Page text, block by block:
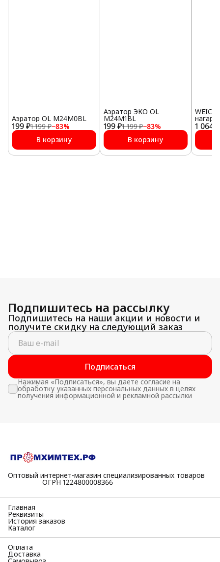
199 ₽1 199 ₽−83%
Аэратор OL M24M0BL
В корзину
199 ₽1 199 ₽−83%
Аэратор ЭКО OL
M24M1BL
В корзину
1 064 ₽
Подпишитесь на рассылку
Подпишитесь на наши акции и новости и
получите скидку на следующий заказ
Подписаться
Нажимая «Подписаться», вы даете согласие на
обработку указанных персональных данных в целях
получения информационной и рекламной рассылки
Оптовый интернет-магазин специализированных товаров
⠀⠀⠀⠀⠀⠀⠀ОГРН 1224800008366
Главная
Реквизиты
История заказов
Каталог
Оплата
Доставка